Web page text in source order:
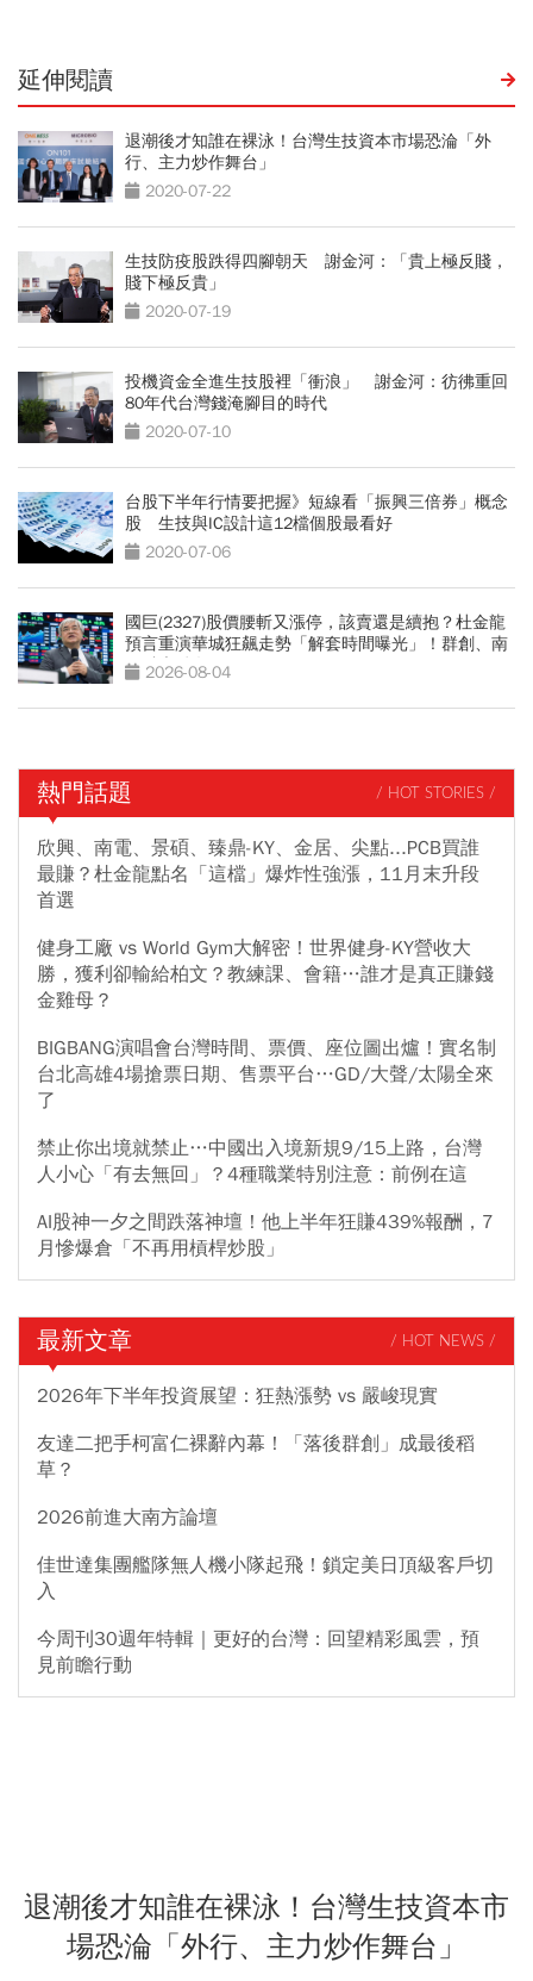
延伸閱讀
退潮後才知誰在裸泳！台灣生技資本市場恐淪「外
行、主力炒作舞台」
2020-07-22
生技防疫股跌得四腳朝天 謝金河：「貴上極反賤，
賤下極反貴」
2020-07-19
投機資金全進生技股裡「衝浪」 謝金河：彷彿重回
80年代台灣錢淹腳目的時代
2020-07-10
台股下半年行情要把握》短線看「振興三倍券」概念
股 生技與IC設計這12檔個股最看好
2020-07-06
國巨(2327)股價腰斬又漲停，該賣還是續抱？杜金龍
預言重演華城狂飆走勢「解套時間曝光」！群創、南
亞科也點名
2026-08-04
熱門話題 / HOT STORIES /
欣興、南電、景碩、臻鼎-KY、金居、尖點...PCB買誰
最賺？杜金龍點名「這檔」爆炸性強漲，11月末升段
首選
健身工廠 vs World Gym大解密！世界健身-KY營收大
勝，獲利卻輸給柏文？教練課、會籍…誰才是真正賺錢
金雞母？
BIGBANG演唱會台灣時間、票價、座位圖出爐！實名制
台北高雄4場搶票日期、售票平台…GD/大聲/太陽全來
了
禁止你出境就禁止…中國出入境新規9/15上路，台灣
人小心「有去無回」？4種職業特別注意：前例在這
AI股神一夕之間跌落神壇！他上半年狂賺439%報酬，7
月慘爆倉「不再用槓桿炒股」
最新文章 / HOT NEWS /
2026年下半年投資展望：狂熱漲勢 vs 嚴峻現實
友達二把手柯富仁裸辭內幕！「落後群創」成最後稻
草？
2026前進大南方論壇
佳世達集團艦隊無人機小隊起飛！鎖定美日頂級客戶切
入
今周刊30週年特輯｜更好的台灣：回望精彩風雲，預
見前瞻行動
退潮後才知誰在裸泳！台灣生技資本市
場恐淪「外行、主力炒作舞台」